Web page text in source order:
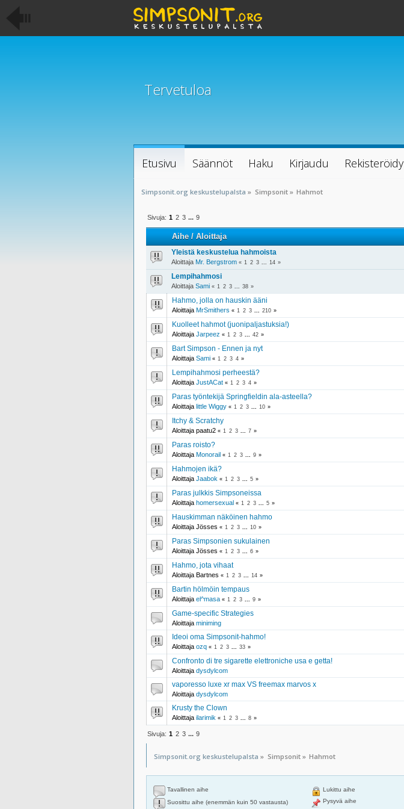
Tervetuloa
Etusivu Säännöt Haku Kirjaudu Rekisteröidy
Simpsonit.org keskustelupalsta » Simpsonit» Hahmot
Sivuja: 1 2 3 ... 9
Aihe/Aloittaja
Yleistä keskustelua hahmoista
Aloittaja Mr. Bergstrom « 1 2 3 14 »
Lempihahmosi
Aloittaja Sami « 1 2 3 38 »
Hahmo, jolla on hauskin ääni
Aloittaja MrSmithers « 1 2 3 210 »
Kuolleet hahmot (juonipaljastuksia!)
Aloittaja Jarpeez « 1 2 3 42 »
Bart Simpson - Ennen ja nyt
Aloittaja Sami « 1 2 3 4 »
Lempihahmosi perheestä?
Aloittaja JustACat « 1 2 3 4 »
Paras työntekijä Springfieldin ala-asteella?
Aloittaja little Wiggy « 1 2 3 10 »
Itchy & Scratchy
Aloittaja paatu2 « 1 2 3 7 »
Paras roisto?
Aloittaja Monorail « 1 2 3 9 »
Hahmojen ikä?
Aloittaja Jaabok « 1 2 3 5 »
Paras julkkis Simpsoneissa
Aloittaja homersexual « 1 2 3 5 »
Hauskimman näköinen hahmo
Aloittaja Jösses « 1 2 3 10 »
Paras Simpsonien sukulainen
Aloittaja Jösses « 1 2 3 6 »
Hahmo, jota vihaat
Aloittaja Bartnes « 1 2 3 14 »
Bartin hölmöin tempaus
Aloittaja el^masa « 1 2 3 9 »
Game-specific Strategies
Aloittaja miniming
Ideoi oma Simpsonit-hahmo!
Aloittaja ozq « 1 2 3 33 »
Confronto di tre sigarette elettroniche usa e getta!
Aloittaja dysdylcom
vaporesso luxe xr max VS freemax marvos x
Aloittaja dysdylcom
Krusty the Clown
Aloittaja ilarimik « 1 2 3 8 »
Sivuja: 1 2 3 ... 9
Simpsonit.org keskustelupalsta » Simpsonit» Hahmot
Tavallinen aihe
Suosittu aihe (enemmän kuin 50 vastausta)
Lukittu aihe
Pysyvä aihe